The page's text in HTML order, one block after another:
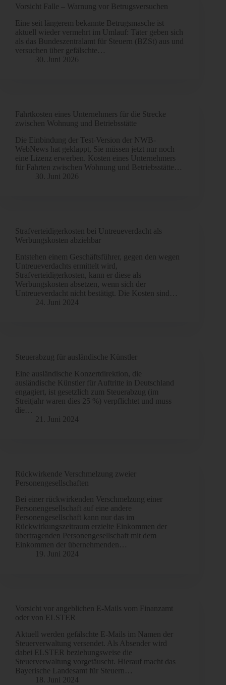
Vorsicht Falle – Warnung vor Betrugsversuchen
Eine seit längerem bekannte Betrugsmasche ist
aktuell wieder vermehrt im Umlauf: Täter geben sich
als das Bundeszentralamt für Steuern (BZSt) aus und
versuchen über gefälschte…
30. Juni 2026
Fahrtkosten eines Unternehmers für die Strecke
zwischen Wohnung und Betriebsstätte
Die Einbindung der Test-Version der NWB-
WebNews hat geklappt, Sie müssen jetzt nur noch
eine Lizenz erwerben. Kosten eines Unternehmers
für Fahrten zwischen Wohnung und Betriebsstätte…
30. Juni 2026
Strafverteidigerkosten bei Untreueverdacht als
Werbungskosten abziehbar
Entstehen einem Geschäftsführer, gegen den wegen
Untreueverdachts ermittelt wird,
Strafverteidigerkosten, kann er diese als
Werbungskosten absetzen, wenn sich der
Untreueverdacht nicht bestätigt. Die Kosten sind…
24. Juni 2024
Steuerabzug für ausländische Künstler
Eine ausländische Konzertdirektion, die
ausländische Künstler für Auftritte in Deutschland
engagiert, ist gesetzlich zum Steuerabzug (im
Streitjahr waren dies 25 %) verpflichtet und muss
die…
21. Juni 2024
Rückwirkende Verschmelzung zweier
Personengesellschaften
Bei einer rückwirkenden Verschmelzung einer
Personengesellschaft auf eine andere
Personengesellschaft kann nur das im
Rückwirkungszeitraum erzielte Einkommen der
übertragenden Personengesellschaft mit dem
Einkommen der übernehmenden…
19. Juni 2024
Vorsicht vor angeblichen E-Mails vom Finanzamt
oder von ELSTER
Aktuell werden gefälschte E-Mails im Namen der
Steuerverwaltung versendet. Als Absender wird
dabei ELSTER beziehungsweise die
Steuerverwaltung vorgetäuscht. Hierauf macht das
Bayerische Landesamt für Steuern…
18. Juni 2024